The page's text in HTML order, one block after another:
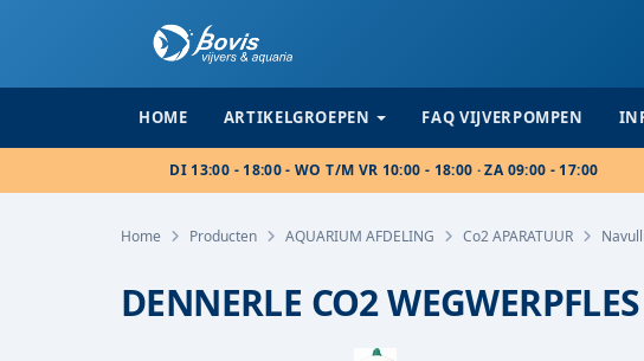
HOME ARTIKELGROEPEN FAQ VIJVERPOMPEN
DI 13:00 - 18:00 - WO T/M VR 10:00 - 18:00 · ZA 09:00 - 17:00
Home Producten AQUARIUM AFDELING Co2 APARATUUR
DENNERLE CO2